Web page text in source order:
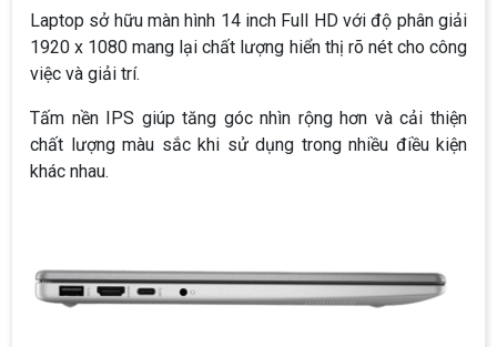
Laptop sở hữu màn hình 14 inch Full HD với độ phân giải
1920 x 1080 mang lại chất lượng hiển thị rõ nét cho công
việc và giải trí.
Tấm nền IPS giúp tăng góc nhìn rộng hơn và cải thiện
chất lượng màu sắc khi sử dụng trong nhiều điều kiện
khác nhau.